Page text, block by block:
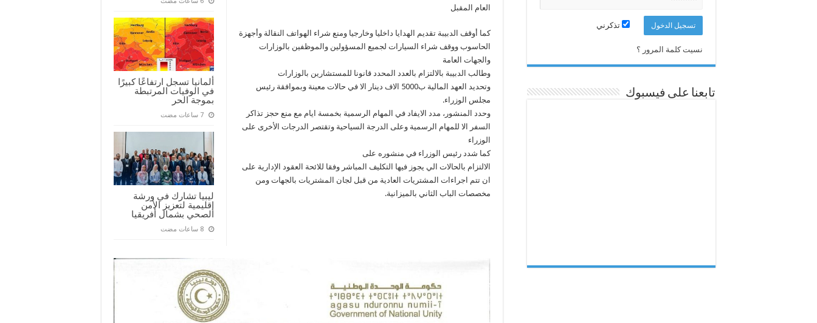
ألمانيا تسجل ارتفاعًا كبيرًا
في الوفيات المرتبطة
بموجة الحر
ليبيا تشارك في ورشة
إقليمية لتعزيز الأمن
الصحي بشمال أفريقيا
العام المقبل
كما أوقف الدبيبة تقديم الهدايا داخليا وخارجيا ومنع شراء الهواتف النقالة وأجهزة
الحاسوب ووقف شراء السيارات لجميع المسؤولين والموظفين بالوزارات
والجهات العامة
وطالب الدبيبة بالالتزام بالعدد المحدد قانونا للمستشارين بالوزارات
وتحديد العهد المالية ب5000 الاف دينار الا في حالات معينة وبموافقة رئيس
مجلس الوزراء.
وحدد المنشور، مدد الايفاد في المهام الرسمية بخمسة ايام مع منع حجز تذاكر
السفر الا للمهام الرسمية وعلى الدرجة السياحية وتقتصر الدرجات الأخرى على
الوزراء
كما شدد رئيس الوزراء في منشوره على
الالتزام بالحالات الي يجوز فيها التكليف المباشر وفقا للائحة العقود الإدارية على
ان تتم اجراءات المشتريات العادية من قبل لجان المشتريات بالجهات ومن
مخصصات الباب الثاني بالميزانية.
تذكرني
نسيت كلمة المرور ؟
تابعنا على فيسبوك